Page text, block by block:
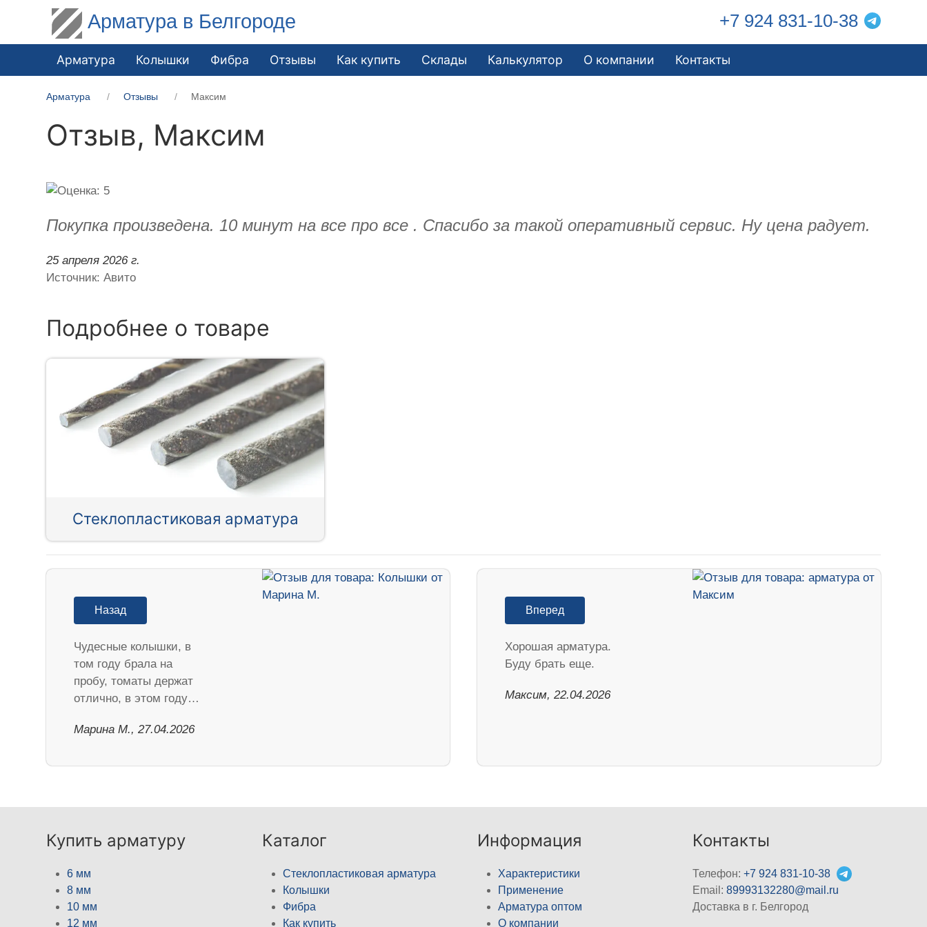
Арматура в Белгороде +7 924 831-10-38
Арматура Колышки Фибра Отзывы Как купить Склады Калькулятор О компании Контакты
Арматура Отзывы Максим
Отзыв, Максим
Покупка произведена. 10 минут на все про все . Спасибо за такой оперативный сервис. Ну цена радует.
25 апреля 2026 г.
Источник: Авито
Подробнее о товаре
Стеклопластиковая арматура
Назад
Чудесные колышки, в
том году брала на
пробу, томаты держат
отлично, в этом году…
Марина М., 27.04.2026
Вперед
Хорошая арматура.
Буду брать еще.
Максим, 22.04.2026
Купить арматуру
6 мм
8 мм
10 мм
12 мм
Каталог
Стеклопластиковая арматура
Колышки
Фибра
Как купить
Информация
Характеристики
Применение
Арматура оптом
О компании
Контакты
Телефон:+7 924 831-10-38
Email:89993132280@mail.ru
Доставка в г. Белгород